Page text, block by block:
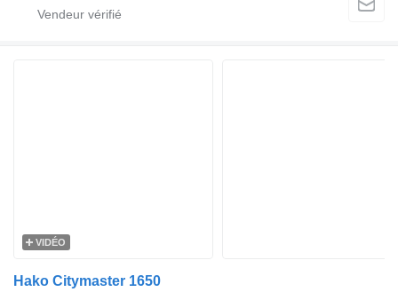
VIDÉO
Hako Citymaster 1650